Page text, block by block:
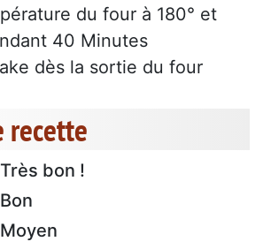
du four à 180° et
40 Minutes
dès la sortie du four
recette
Très bon !
Bon
Moyen